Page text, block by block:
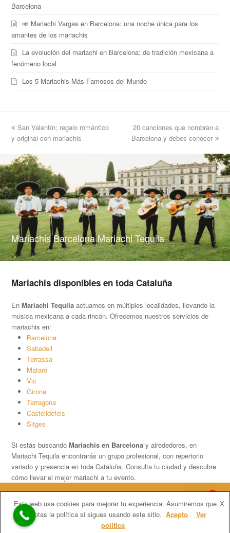
Barcelona
🎺 Mariachi Vargas en Barcelona: una noche única para los
amantes de los mariachis
La evolución del mariachi en Barcelona: de tradición mexicana a
fenómeno local
Los 5 Mariachis Más Famosos del Mundo
previous
post:
San Valentín; regalo romántico
y original con mariachis
next
post:
20 canciones que nombran a
Barcelona y debes conocer
Mariachis Barcelona Mariachi Tequila
Mariachis disponibles en toda Cataluña
EnMariachi Tequila actuamos en múltiples localidades, llevando la
música mexicana a cada rincón. Ofrecemos nuestros servicios de
mariachis en:
Barcelona
Sabadell
Terrassa
Mataró
Vic
Girona
Tarragona
Castelldefels
Sitges
Si estás buscandoMariachis en Barcelona y alrededores, en
Mariachi Tequila encontrarás un grupo profesional, con repertorio
variado y presencia en toda Cataluña. Consulta tu ciudad y descubre
cómo llevar el mejor mariachi a tu evento.
Contratar Mariachis en Barcelona
Mariachis Barcelona precios
Mariachis en Catalunya
Barcelona
Esta web usa cookies para mejorar tu experiencia. Asumiremos que
aceptas la política si sigues usando este sitio.
X
Acepto
Ver
política